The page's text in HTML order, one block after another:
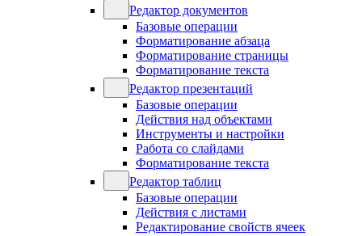
Редактор документов
Базовые операции
Форматирование абзаца
Форматирование страницы
Форматирование текста
Редактор презентаций
Базовые операции
Действия над объектами
Инструменты и настройки
Работа со слайдами
Форматирование текста
Редактор таблиц
Базовые операции
Действия с листами
Редактирование свойств ячеек